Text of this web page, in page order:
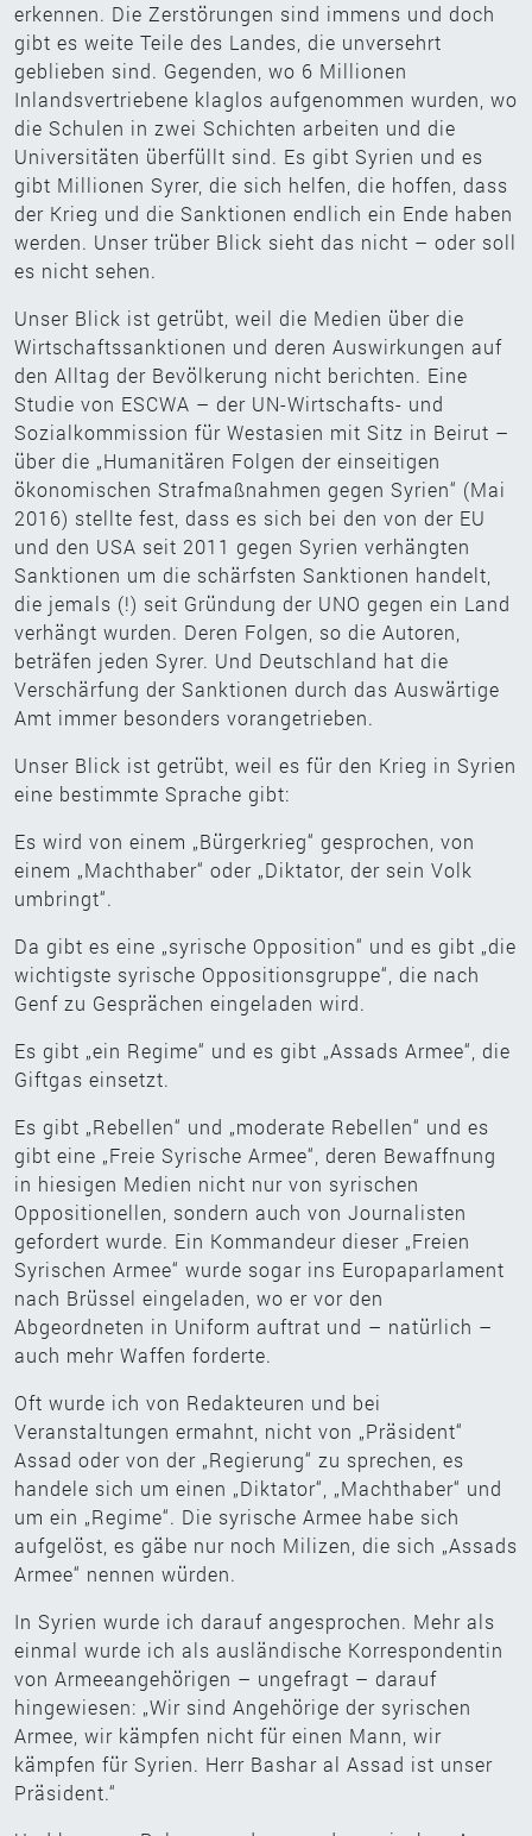
erkennen. Die Zerstörungen sind immens und doch
gibt es weite Teile des Landes, die unversehrt
geblieben sind. Gegenden, wo 6 Millionen
Inlandsvertriebene klaglos aufgenommen wurden, wo
die Schulen in zwei Schichten arbeiten und die
Universitäten überfüllt sind. Es gibt Syrien und es
gibt Millionen Syrer, die sich helfen, die hoffen, dass
der Krieg und die Sanktionen endlich ein Ende haben
werden. Unser trüber Blick sieht das nicht – oder soll
es nicht sehen.
Unser Blick ist getrübt, weil die Medien über die
Wirtschaftssanktionen und deren Auswirkungen auf
den Alltag der Bevölkerung nicht berichten. Eine
Studie von ESCWA – der UN-Wirtschafts- und
Sozialkommission für Westasien mit Sitz in Beirut –
über die „Humanitären Folgen der einseitigen
ökonomischen Strafmaßnahmen gegen Syrien“ (Mai
2016) stellte fest, dass es sich bei den von der EU
und den USA seit 2011 gegen Syrien verhängten
Sanktionen um die schärfsten Sanktionen handelt,
die jemals (!) seit Gründung der UNO gegen ein Land
verhängt wurden. Deren Folgen, so die Autoren,
beträfen jeden Syrer. Und Deutschland hat die
Verschärfung der Sanktionen durch das Auswärtige
Amt immer besonders vorangetrieben.
Unser Blick ist getrübt, weil es für den Krieg in Syrien
eine bestimmte Sprache gibt:
Es wird von einem „Bürgerkrieg“ gesprochen, von
einem „Machthaber“ oder „Diktator, der sein Volk
umbringt“.
Da gibt es eine „syrische Opposition“ und es gibt „die
wichtigste syrische Oppositionsgruppe“, die nach
Genf zu Gesprächen eingeladen wird.
Es gibt „ein Regime“ und es gibt „Assads Armee“, die
Giftgas einsetzt.
Es gibt „Rebellen“ und „moderate Rebellen“ und es
gibt eine „Freie Syrische Armee“, deren Bewaffnung
in hiesigen Medien nicht nur von syrischen
Oppositionellen, sondern auch von Journalisten
gefordert wurde. Ein Kommandeur dieser „Freien
Syrischen Armee“ wurde sogar ins Europaparlament
nach Brüssel eingeladen, wo er vor den
Abgeordneten in Uniform auftrat und – natürlich –
auch mehr Waffen forderte.
Oft wurde ich von Redakteuren und bei
Veranstaltungen ermahnt, nicht von „Präsident“
Assad oder von der „Regierung“ zu sprechen, es
handele sich um einen „Diktator“, „Machthaber“ und
um ein „Regime“. Die syrische Armee habe sich
aufgelöst, es gäbe nur noch Milizen, die sich „Assads
Armee“ nennen würden.
In Syrien wurde ich darauf angesprochen. Mehr als
einmal wurde ich als ausländische Korrespondentin
von Armeeangehörigen – ungefragt – darauf
hingewiesen: „Wir sind Angehörige der syrischen
Armee, wir kämpfen nicht für einen Mann, wir
kämpfen für Syrien. Herr Bashar al Assad ist unser
Präsident.“